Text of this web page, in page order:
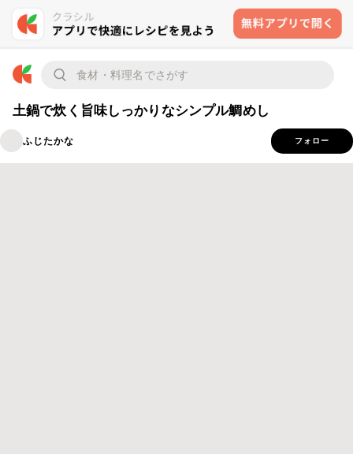
土鍋で炊く旨味しっかりなシンプル鯛めし
ふじたかな フォロー